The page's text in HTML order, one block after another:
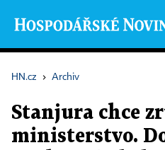
HN.cz › Archiv
Stanjura chce
ministerstvo.